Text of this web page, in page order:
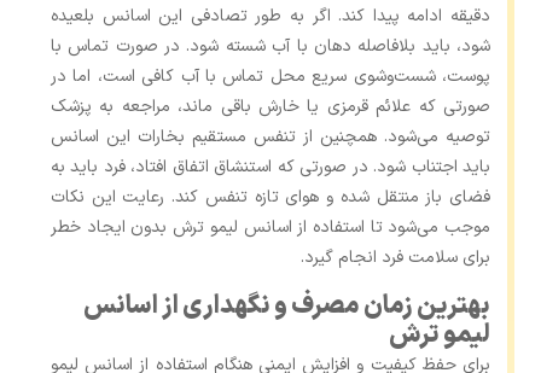
دقیقه ادامه پیدا کند. اگر به‌ طور تصادفی این اسانس بلعیده
شود، باید بلافاصله دهان با آب شسته شود. در صورت تماس با
پوست، شست‌وشوی سریع محل تماس با آب کافی است، اما در
صورتی که علائم قرمزی یا خارش باقی ماند، مراجعه به پزشک
توصیه می‌شود. همچنین از تنفس مستقیم بخارات این اسانس
باید اجتناب شود. در صورتی که استنشاق اتفاق افتاد، فرد باید به
فضای باز منتقل شده و هوای تازه تنفس کند. رعایت این نکات
موجب می‌شود تا استفاده از اسانس لیمو ترش بدون ایجاد خطر
برای سلامت فرد انجام گیرد.
بهترین زمان مصرف و نگهداری از اسانس
لیمو ترش
برای حفظ کیفیت و افزایش ایمنی هنگام استفاده از اسانس لیمو